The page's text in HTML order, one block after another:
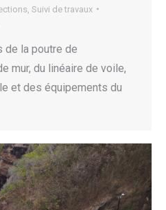
Suivi de travaux
de la poutre de
mur, du linéaire de voile,
et des équipements du